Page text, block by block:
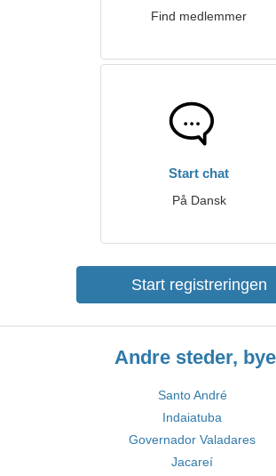
Find medlemmer
Start chat
På Dansk
Start registreringen
Andre steder,
Santo André
Indaiatuba
Governador Valadares
Jacareí